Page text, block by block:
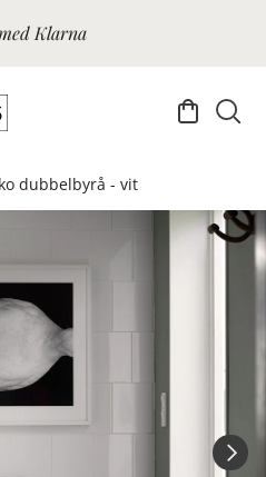
Klarna
dubbelbyrå - vit